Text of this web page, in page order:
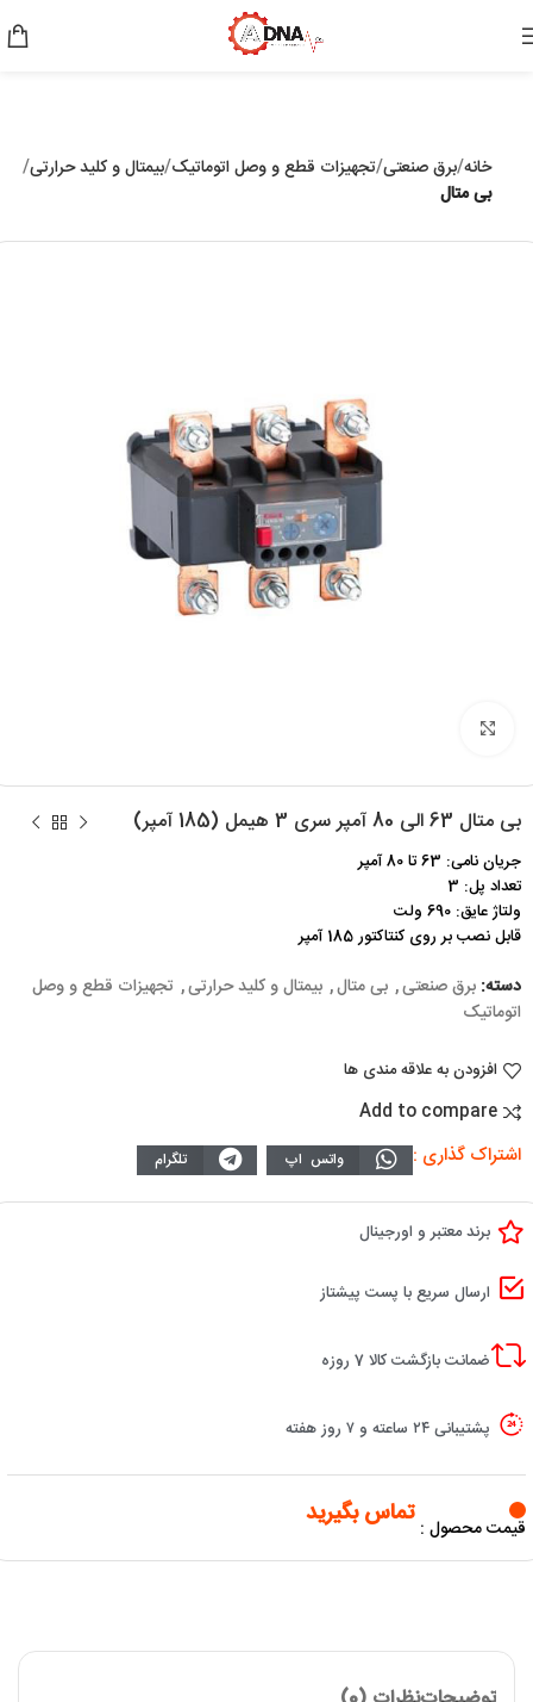
خانه برق صنعتی تجهیزات قطع و وصل اتوماتیک بیمتال و کلید حرارتی
بی متال
بی متال 63 الی 80 آمپر سری 3 هیمل (185 آمپر)
جریان نامی: 63 تا 80 آمپر
تعداد پل: 3
ولتاژ عایق: 690 ولت
قابل نصب بر روی کنتاکتور 185 آمپر
دسته: برق صنعتی, بی متال, بیمتال و کلید حرارتی, تجهیزات قطع و وصل
اتوماتیک
افزودن به علاقه مندی ها
Add to compare
اشتراک گذاری : واتس اپ تلگرام
برند معتبر و اورجینال
ارسال سریع با پست پیشتاز
ضمانت بازگشت کالا 7 روزه
پشتیبانی ۲۴ ساعته و ۷ روز هفته
قیمت محصول : تماس بگیرید